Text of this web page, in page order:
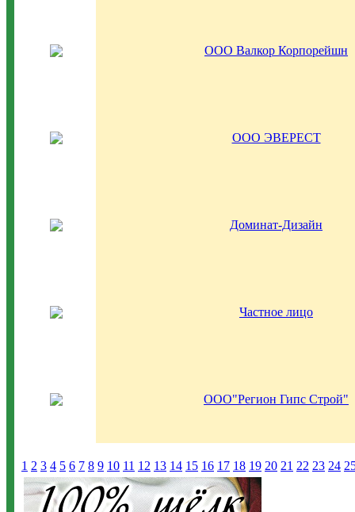
ООО Валкор Корпорейшн
ООО ЭВЕРЕСТ
Доминат-Дизайн
Частное лицо
ООО"Регион Гипс Строй"
1 2 3 4 5 6 7 8 9 10 11 12 13 14 15 16 17 18 19 20 21 22 23 24